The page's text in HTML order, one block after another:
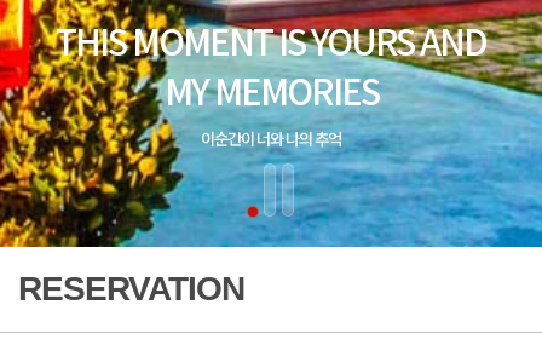
RESERVATION